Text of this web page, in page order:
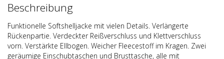
Beschreibung
Funktionelle Softshelljacke mit vielen Details. Verlängerte
Rückenpartie. Verdeckter Reißverschluss und Klettverschluss
vorn. Verstärkte Ellbogen. Weicher Fleecestoff im Kragen. Zwei
geräumige Einschubtaschen und Brusttasche, alle mit